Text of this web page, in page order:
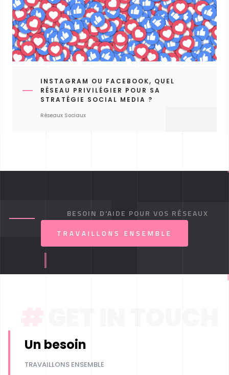
INSTAGRAM OU FACEBOOK, QUEL
RÉSEAU PRIVILÉGIER POUR SA
STRATÉGIE SOCIAL MEDIA ?
Réseaux Sociaux
BESOIN D'AIDE POUR VOS RÉSEAUX
TRAVAILLONS ENSEMBLE
Un besoin
TRAVAILLONS ENSEMBLE